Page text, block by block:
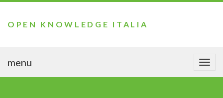
OPEN KNOWLEDGE ITALIA
menu